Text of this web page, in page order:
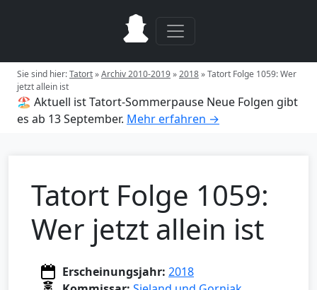
Sie sind hier:Tatort»Archiv 2010-2019»2018»Tatort Folge 1059: Wer
jetzt allein ist
🏖️ Aktuell ist Tatort-Sommerpause Neue Folgen gibt
es ab 13 September. Mehr erfahren →
Tatort Folge 1059:
Wer jetzt allein ist
Erscheinungsjahr: 2018